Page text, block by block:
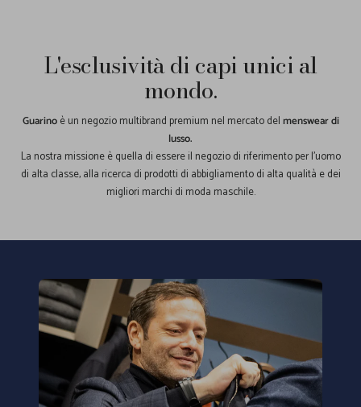
L'esclusività di capi unici al
mondo.
Guarinoè un negozio multibrand premium nel mercato delmenswear di
lusso.
La nostra missione è quella di essere il negozio di riferimento per l'uomo
di alta classe, alla ricerca di prodotti di abbigliamento di alta qualità e dei
migliori marchi di moda maschile.